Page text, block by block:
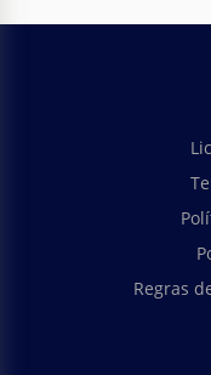
Regras